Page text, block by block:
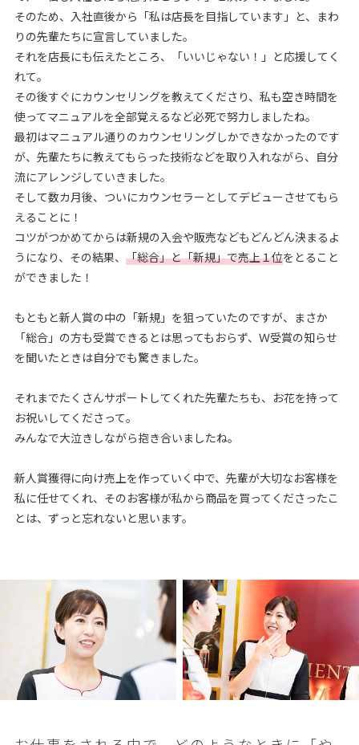
そのため、⼊社直後から「私は店⻑を⽬指しています」と、まわ
りの先輩たちに宣⾔していました。
それを店⻑にも伝えたところ、「いいじゃない！」と応援してく
れて。
その後すぐにカウンセリングを教えてくださり、私も空き時間を
使ってマニュアルを全部覚えるなど必死で努⼒しましたね。
最初はマニュアル通りのカウンセリングしかできなかったのです
が、先輩たちに教えてもらった技術などを取り⼊れながら、⾃分
流にアレンジしていきました。
そして数カ⽉後、ついにカウンセラーとしてデビューさせてもら
えることに！
コツがつかめてからは新規の⼊会や販売などもどんどん決まるよ
うになり、その結果、 「総合」と「新規」で売上１位をとること
ができました！
もともと新⼈賞の中の「新規」を狙っていたのですが、まさか
「総合」の⽅も受賞できるとは思ってもおらず、Ｗ受賞の知らせ
を聞いたときは⾃分でも驚きました。
それまでたくさんサポートしてくれた先輩たちも、お花を持って
お祝いしてくださって。
みんなで⼤泣きしながら抱き合いましたね。
新⼈賞獲得に向け売上を作っていく中で、先輩が⼤切なお客様を
私に任せてくれ、そのお客様が私から商品を買ってくださったこ
とは、ずっと忘れないと思います。